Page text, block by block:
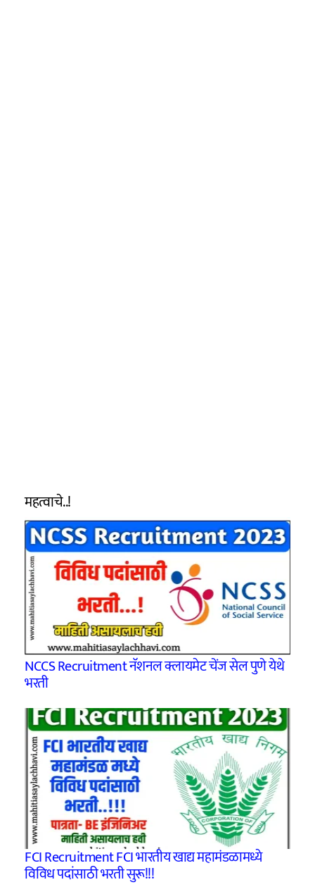
महत्वाचे..!
NCCS Recruitment नॅशनल क्लायमेट चेंज सेल पुणे येथे
भरती
FCI Recruitment FCI भारतीय खाद्य महामंडळामध्ये
विविध पदांसाठी भरती सुरू!!!